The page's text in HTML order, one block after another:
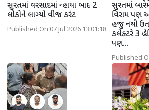
સુરતમાં વરસાદમાં ન્હાયા બાદ 2
લોકોને લાગ્યો વીજ કરંટ
Published On 07 Jul 2026 13:01:18
સુરતમાં
વિરામ પણ
હજુ નથી
કલેક્ટરે 3
પણ...
Published